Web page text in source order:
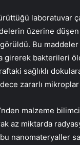
laboratuvar
üzerine düşen
Bu
girerek bakterileri
sağlıklı
zararlı mikroplar
malzeme bilimci
az miktarda
nanomateryaller